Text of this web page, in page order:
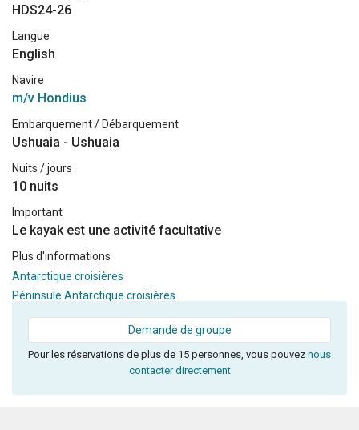
HDS24-26
Langue
English
Navire
m/v Hondius
Embarquement / Débarquement
Ushuaia - Ushuaia
Nuits / jours
10 nuits
Important
Le kayak est une activité facultative
Plus d'informations
Antarctique croisières
Péninsule Antarctique croisières
Demande de groupe
Pour les réservations de plus de 15 personnes, vous pouvez nous
contacter directement